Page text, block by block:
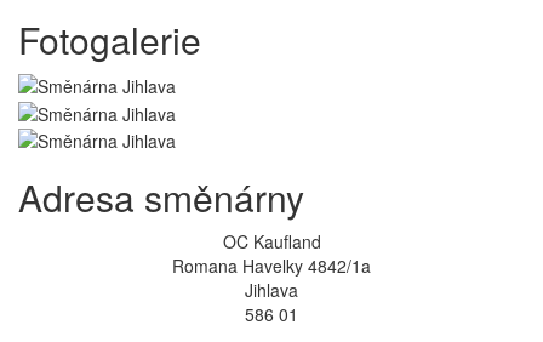
Fotogalerie
Adresa směnárny
OC Kaufland
Romana Havelky 4842/1a
Jihlava
586 01